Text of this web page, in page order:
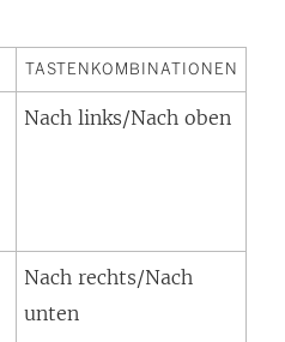
TASTENKOMBINATIONEN
Nach links/Nach oben
Nach rechts/Nach
unten